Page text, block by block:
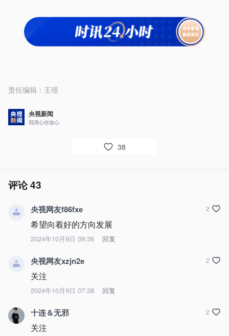
责任编辑： 王瑶
央视新闻
我用心你放心
38
评论43
央视网友f86fxe
希望向着好的方向发展
2024年10月9日 09:36 回复
2
央视网友xzjn2e
关注
2024年10月9日 07:38 回复
2
十连＆无邪
关注
2